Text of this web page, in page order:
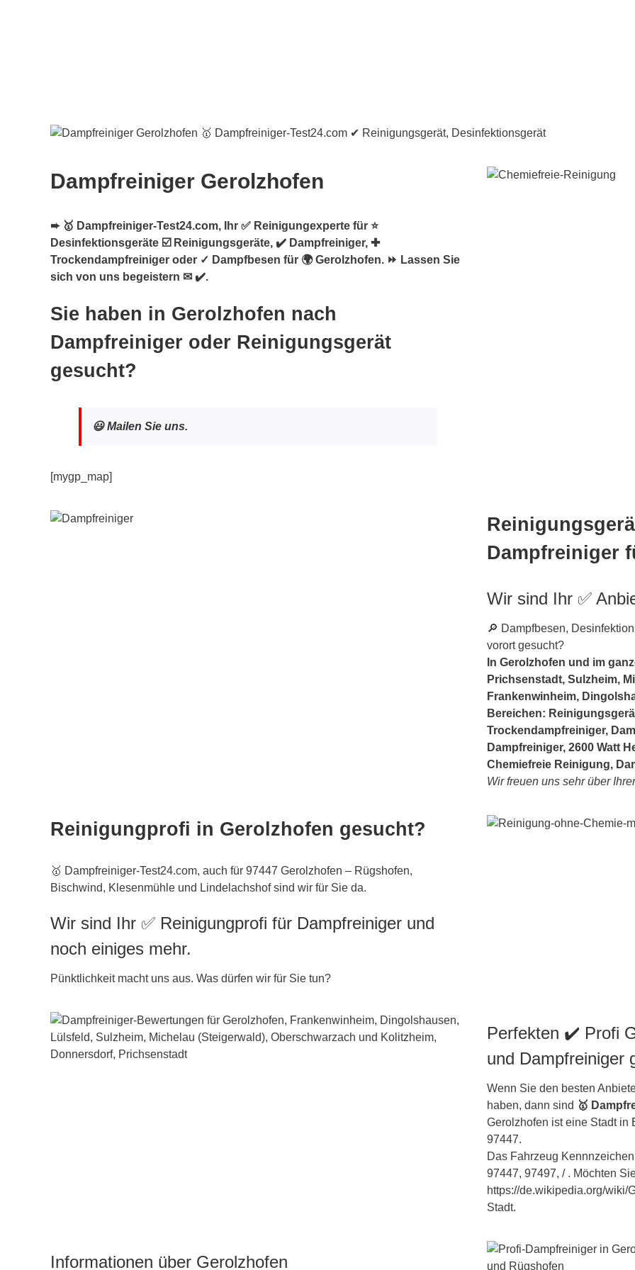
Dampfreiniger Gerolzhofen
➨ 🥇 Dampfreiniger-Test24.com, Ihr ✅ Reinigungexperte für ⭐
Desinfektionsgeräte ☑️ Reinigungsgeräte, ✔️ Dampfreiniger, ✚
Trockendampfreiniger oder ✓ Dampfbesen für 🌍 Gerolzhofen. ⏩ Lassen Sie
sich von uns begeistern ✉ ✔️.
Sie haben in Gerolzhofen nach
Dampfreiniger oder Reinigungsgerät
gesucht?
😃 Mailen Sie uns.
[mygp_map]
Dampfreiniger
Wir sind Ihr ✅
🔎 Dampfbesen,
vorort gesucht?
In Gerolzhofen und im
Prichsenstadt, Sulzheim,
Frankenwinheim,
Bereichen:
Trockendampfreiniger,
Dampfreiniger, 2600 Watt
Chemiefreie Reinigung,
Wir freuen uns sehr über
Reinigungprofi in Gerolzhofen gesucht?
🥇 Dampfreiniger-Test24.com, auch für 97447 Gerolzhofen – Rügshofen,
Bischwind, Klesenmühle und Lindelachshof sind wir für Sie da.
Wir sind Ihr ✅ Reinigungprofi für Dampfreiniger und
noch einiges mehr.
Pünktlichkeit macht uns aus. Was dürfen wir für Sie tun?
Perfekten ✔️ Profi
und Dampfreiniger
Wenn Sie den besten
haben, dann sind 🥇
Gerolzhofen ist eine Stadt in
97447.
Das Fahrzeug
97447, 97497, / . Möchten
https://de.wikipedia.org/wiki/
Stadt.
Informationen über Gerolzhofen